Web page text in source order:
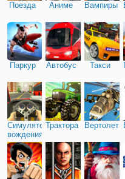
Поезда Аниме Вампиры
Паркур Автобус Такси
Симулятор
вождения
Трактора Вертолеты